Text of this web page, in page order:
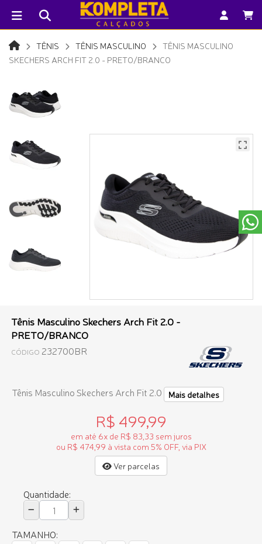
TÊNIS TÊNIS MASCULINO
TÊNIS MASCULINO
SKECHERS ARCH FIT 2.0 - PRETO/BRANCO
Tênis Masculino Skechers Arch Fit 2.0 -
PRETO/BRANCO
CÓDIGO 232700BR
Tênis Masculino Skechers Arch Fit 2.0 Mais detalhes
R$ 499,99
em até 6x de R$ 83,33 sem juros
ou R$ 474,99 à vista com 5% OFF, via PIX
Ver parcelas
Quantidade:
TAMANHO: